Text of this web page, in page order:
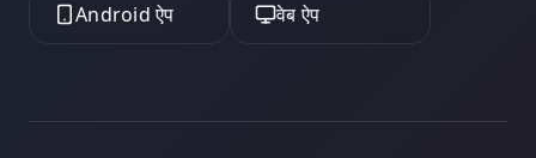
Android ऐप वेब ऐप